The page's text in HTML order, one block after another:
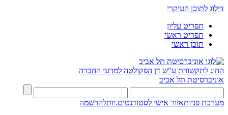
דילוג לתוכן העיקרי
תפריט עליון
תפריט ראשי
תוכן ראשי
החוג לתקשורת ע"ש דן הפקולטה למדעי החברה
אוניברסיטת תל אביב
מערכת פניותאזור אישי לסטודנטים.יותלהרשמה